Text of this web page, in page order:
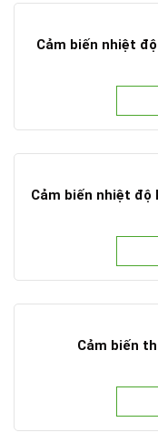
Cảm biến nhiệt
Cảm biến nhiệt độ
Cảm biến